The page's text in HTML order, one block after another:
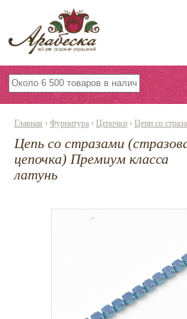
Бусины, подвески, декор
Бисер
Фурнитура
Проволока
Инструменты и
По темам и сезонам
Главная › Фурнитура › Цепочки › Цепи со
Цепь со стразами
цепочка) Премиум класса
латунь